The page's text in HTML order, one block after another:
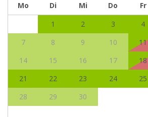
Mo
Di Mi Do Fr
1
2 3 4
7
8 9 10 11
14
15 16 17 18
21
22 23 24 25
28
29 30